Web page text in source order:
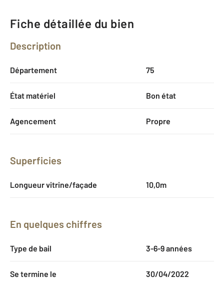
Fiche détaillée du bien
Description
Département 75
État matériel Bon état
Agencement Propre
Superficies
Longueur vitrine/façade 10,0m
En quelques chiffres
Type de bail 3-6-9 années
Se termine le 30/04/2022